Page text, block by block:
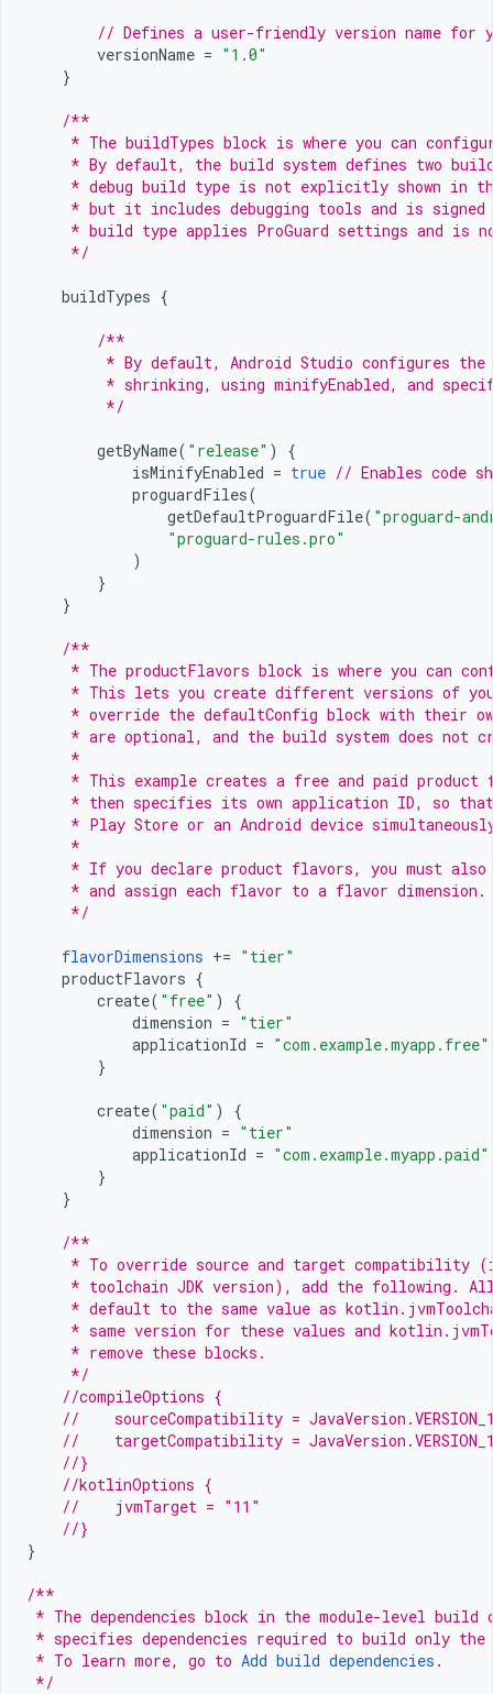
// Defines a user-friendly version name for
versionName = "1.0"
}
/**
* The buildTypes block is where you can
* By default, the build system defines two
* debug build type is not explicitly shown in
* but it includes debugging tools and is
* build type applies ProGuard settings and is
     */
buildTypes {
/**
* By default, Android Studio configures
* shrinking, using minifyEnabled, and
         */
getByName( "release" )
{
isMinifyEnabled = true // Enables code
proguardFiles(
getDefaultProguardFile( "proguard-
"proguard-rules.pro"
)
}
}
/**
* The productFlavors block is where you can
* This lets you create different versions of
* override the defaultConfig block with their
* are optional, and the build system does not
     *
* This example creates a free and paid product
* then specifies its own application ID, so
* Play Store or an Android device
     *
* If you declare product flavors, you must
     * and assign each flavor to a flavor dimension.
     */
flavorDimensions += "tier"
productFlavors {
create( "free" )
{
dimension = "tier"
applicationId = "com.example.myapp.free"
}
create( "paid" )
{
dimension = "tier"
applicationId = "com.example.myapp.paid"
}
}
/**
* To override source and target compatibility
* toolchain JDK version), add the following.
* default to the same value as
* same version for these values and
     * remove these blocks.
     */
//compileOptions {
//    sourceCompatibility =
//    targetCompatibility =
//}
//kotlinOptions {
//    jvmTarget = "11"
//}
}
/**
* The dependencies block in the module-level
* specifies dependencies required to build only
* To learn more, go to Add build dependencies .
*/